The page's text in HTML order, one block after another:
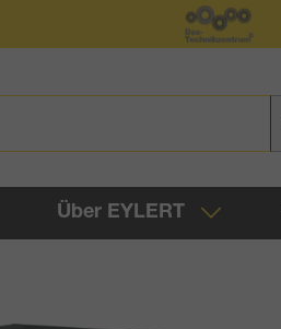
Über EYLERT